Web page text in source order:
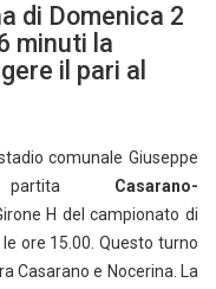
di Domenica 2
minuti la
il pari al
comunale Giuseppe
partita Casarano-
H del campionato di
ore 15.00. Questo turno
Casarano e Nocerina. La